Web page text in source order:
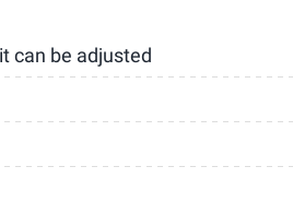
can be adjusted